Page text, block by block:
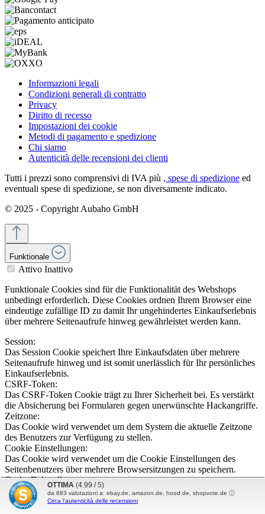
Informazioni legali
Condizioni generali di contratto
Privacy
Diritto di recesso
Impostazioni dei cookie
Metodi di pagamento e spedizione
Chi siamo
Autenticità delle recensioni dei clienti
Tutti i prezzi sono comprensivi di IVA più , spese di spedizione ed
eventuali spese di spedizione, se non diversamente indicato.
© 2025 - Copyright Aubaho GmbH
Funktionale
Attivo Inattivo
Funktionale Cookies sind für die Funktionalität des Webshops
unbedingt erforderlich. Diese Cookies ordnen Ihrem Browser eine
eindeutige zufällige ID zu damit Ihr ungehindertes Einkaufserlebnis
über mehrere Seitenaufrufe hinweg gewährleistet werden kann.
Session:
Das Session Cookie speichert Ihre Einkaufsdaten über mehrere
Seitenaufrufe hinweg und ist somit unerlässlich für Ihr persönliches
Einkaufserlebnis.
CSRF-Token:
Das CSRF-Token Cookie trägt zu Ihrer Sicherheit bei. Es verstärkt
die Absicherung bei Formularen gegen unerwünschte Hackangriffe.
Zeitzone:
Das Cookie wird verwendet um dem System die aktuelle Zeitzone
des Benutzers zur Verfügung zu stellen.
Cookie Einstellungen:
Das Cookie wird verwendet um die Cookie Einstellungen des
Seitenbenutzers über mehrere Browsersitzungen zu speichern.
Cache Behandlung:
Das Cookie wird eingesetzt um den Cache für unterschiedliche
Szenarien und Seitenbenutzer zu differenzieren.
OTTIMA (4.99 / 5)
da 683 valutazioni a: ebay.de, amazon.de, hood.de, shopvote.de ⓘ
Circa l'autenticità delle recensioni